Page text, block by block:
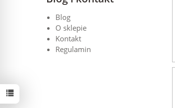
Blog
O sklepie
Kontakt
Regulamin